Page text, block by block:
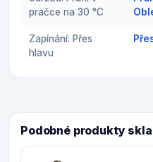
pračce na 30 °C
Zapínání: Přes
hlavu
Podobné produkty